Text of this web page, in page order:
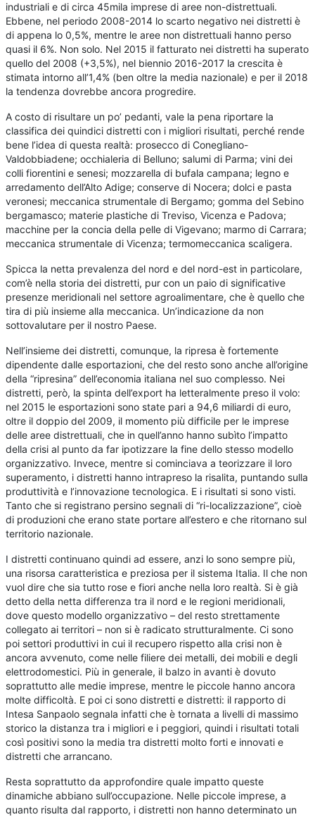
industriali e di circa 45mila imprese di aree non-distrettuali.
Ebbene, nel periodo 2008-2014 lo scarto negativo nei distretti è
di appena lo 0,5%, mentre le aree non distrettuali hanno perso
quasi il 6%. Non solo. Nel 2015 il fatturato nei distretti ha superato
quello del 2008 (+3,5%), nel biennio 2016-2017 la crescita è
stimata intorno all’1,4% (ben oltre la media nazionale) e per il 2018
la tendenza dovrebbe ancora progredire.
A costo di risultare un po’ pedanti, vale la pena riportare la
classifica dei quindici distretti con i migliori risultati, perché rende
bene l’idea di questa realtà: prosecco di Conegliano-
Valdobbiadene; occhialeria di Belluno; salumi di Parma; vini dei
colli fiorentini e senesi; mozzarella di bufala campana; legno e
arredamento dell’Alto Adige; conserve di Nocera; dolci e pasta
veronesi; meccanica strumentale di Bergamo; gomma del Sebino
bergamasco; materie plastiche di Treviso, Vicenza e Padova;
macchine per la concia della pelle di Vigevano; marmo di Carrara;
meccanica strumentale di Vicenza; termomeccanica scaligera.
Spicca la netta prevalenza del nord e del nord-est in particolare,
com’è nella storia dei distretti, pur con un paio di significative
presenze meridionali nel settore agroalimentare, che è quello che
tira di più insieme alla meccanica. Un’indicazione da non
sottovalutare per il nostro Paese.
Nell’insieme dei distretti, comunque, la ripresa è fortemente
dipendente dalle esportazioni, che del resto sono anche all’origine
della “ripresina” dell’economia italiana nel suo complesso. Nei
distretti, però, la spinta dell’export ha letteralmente preso il volo:
nel 2015 le esportazioni sono state pari a 94,6 miliardi di euro,
oltre il doppio del 2009, il momento più difficile per le imprese
delle aree distrettuali, che in quell’anno hanno subìto l’impatto
della crisi al punto da far ipotizzare la fine dello stesso modello
organizzativo. Invece, mentre si cominciava a teorizzare il loro
superamento, i distretti hanno intrapreso la risalita, puntando sulla
produttività e l’innovazione tecnologica. E i risultati si sono visti.
Tanto che si registrano persino segnali di “ri-localizzazione”, cioè
di produzioni che erano state portare all’estero e che ritornano sul
territorio nazionale.
I distretti continuano quindi ad essere, anzi lo sono sempre più,
una risorsa caratteristica e preziosa per il sistema Italia. Il che non
vuol dire che sia tutto rose e fiori anche nella loro realtà. Si è già
detto della netta differenza tra il nord e le regioni meridionali,
dove questo modello organizzativo – del resto strettamente
collegato ai territori – non si è radicato strutturalmente. Ci sono
poi settori produttivi in cui il recupero rispetto alla crisi non è
ancora avvenuto, come nelle filiere dei metalli, dei mobili e degli
elettrodomestici. Più in generale, il balzo in avanti è dovuto
soprattutto alle medie imprese, mentre le piccole hanno ancora
molte difficoltà. E poi ci sono distretti e distretti: il rapporto di
Intesa Sanpaolo segnala infatti che è tornata a livelli di massimo
storico la distanza tra i migliori e i peggiori, quindi i risultati totali
così positivi sono la media tra distretti molto forti e innovati e
distretti che arrancano.
Resta soprattutto da approfondire quale impatto queste
dinamiche abbiano sull’occupazione. Nelle piccole imprese, a
quanto risulta dal rapporto, i distretti non hanno determinato un